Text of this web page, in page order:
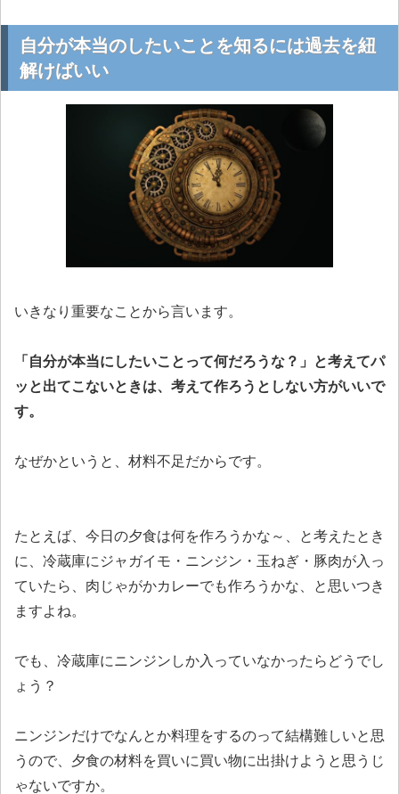
自分が本当のしたいことを知るには過去を紐
解けばいい
いきなり重要なことから言います。
「自分が本当にしたいことって何だろうな？」と考えてパ
ッと出てこないときは、考えて作ろうとしない方がいいで
す。
なぜかというと、材料不足だからです。
たとえば、今日の夕食は何を作ろうかな～、と考えたとき
に、冷蔵庫にジャガイモ・ニンジン・玉ねぎ・豚肉が入っ
ていたら、肉じゃがかカレーでも作ろうかな、と思いつき
ますよね。
でも、冷蔵庫にニンジンしか入っていなかったらどうでし
ょう？
ニンジンだけでなんとか料理をするのって結構難しいと思
うので、夕食の材料を買いに買い物に出掛けようと思うじ
ゃないですか。